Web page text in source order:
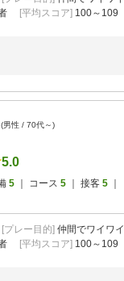
[平均スコア] 100～109
(男性 / 70代～)
5.0
5 ｜ コース 5 ｜ 接客 5
レー目的] 仲間でワイワイ
[平均スコア] 100～109